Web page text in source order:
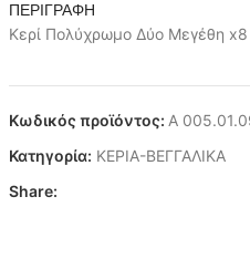
ΠΕΡΙΓΡΑΦΉ
Κερί Πολύχρωμο Δύο Μεγέθη
Κωδικός προϊόντος: Α
Κατηγορία: ΚΕΡΙΑ-ΒΕΓΓΑΛΙΚΑ
Share: